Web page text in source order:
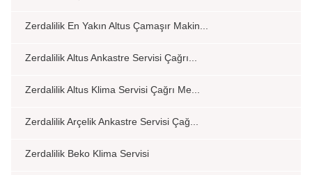
Zerdalilik En Yakın Altus Çamaşır Makin...
Zerdalilik Altus Ankastre Servisi Çağrı...
Zerdalilik Altus Klima Servisi Çağrı Me...
Zerdalilik Arçelik Ankastre Servisi Çağ...
Zerdalilik Beko Klima Servisi